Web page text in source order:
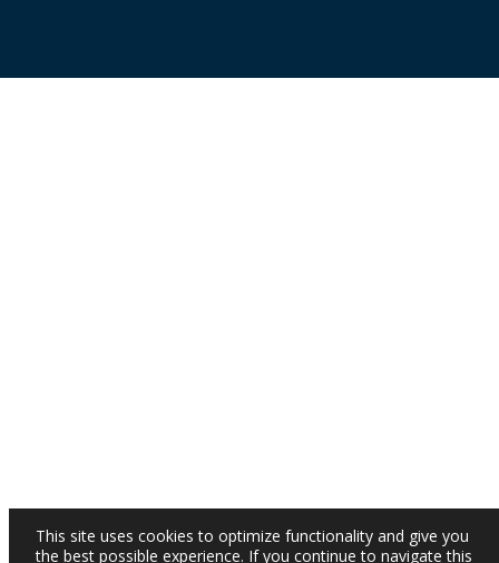
This site uses cookies to optimize functionality and give you
the best possible experience. If you continue to navigate this